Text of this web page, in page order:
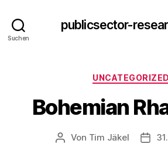
Suchen
publicsector-
UNCATEGORIZED
Bohemian
Beitragsautor
Von Tim Jäkel